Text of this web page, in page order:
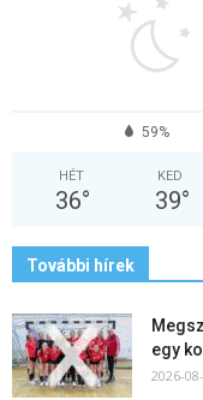
59%
HÉT
36°
KED
39°
További hírek
egy
2026-